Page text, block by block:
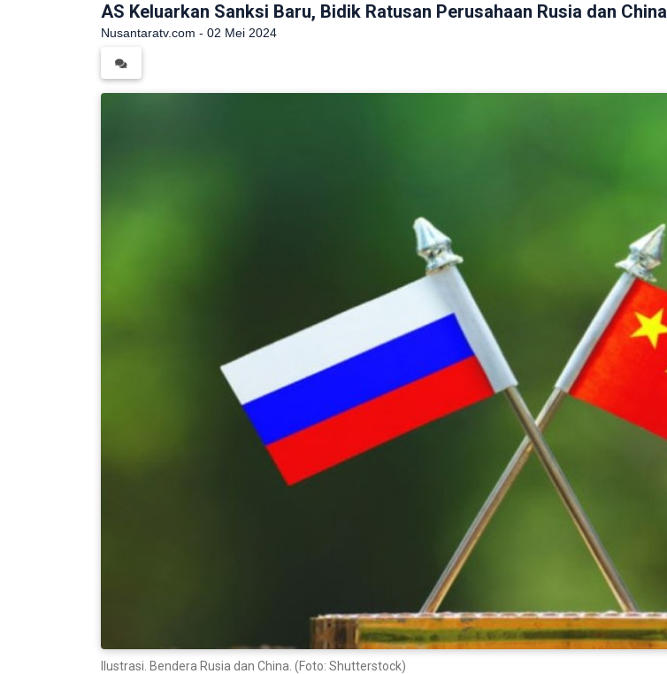
AS Keluarkan Sanksi Baru, Bidik Ratusan Perusahaan Rusia dan China
Nusantaratv.com - 02 Mei 2024
Ilustrasi. Bendera Rusia dan China. (Foto: Shutterstock)